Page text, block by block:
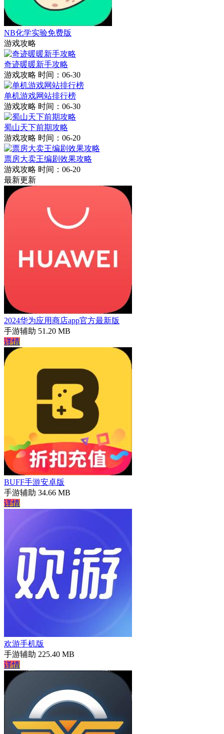
NB化学实验免费版
游戏攻略
奇迹暖暖新手攻略
游戏攻略 时间：06-30
单机游戏网站排行榜
游戏攻略 时间：06-30
蜀山天下前期攻略
游戏攻略 时间：06-20
票房大卖王编剧效果攻略
游戏攻略 时间：06-20
最新更新
2024华为应用商店app官方最新版
手游辅助 51.20 MB
详情
BUFF手游安卓版
手游辅助 34.66 MB
详情
欢游手机版
手游辅助 225.40 MB
详情